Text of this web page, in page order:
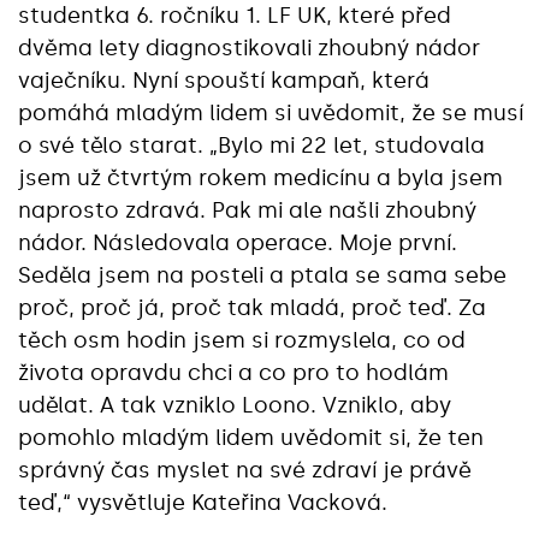
studentka 6. ročníku 1. LF UK, které před
dvěma lety diagnostikovali zhoubný nádor
vaječníku. Nyní spouští kampaň, která
pomáhá mladým lidem si uvědomit, že se musí
o své tělo starat. „Bylo mi 22 let, studovala
jsem už čtvrtým rokem medicínu a byla jsem
naprosto zdravá. Pak mi ale našli zhoubný
nádor. Následovala operace. Moje první.
Seděla jsem na posteli a ptala se sama sebe
proč, proč já, proč tak mladá, proč teď. Za
těch osm hodin jsem si rozmyslela, co od
života opravdu chci a co pro to hodlám
udělat. A tak vzniklo Loono. Vzniklo, aby
pomohlo mladým lidem uvědomit si, že ten
správný čas myslet na své zdraví je právě
teď,“ vysvětluje Kateřina Vacková.